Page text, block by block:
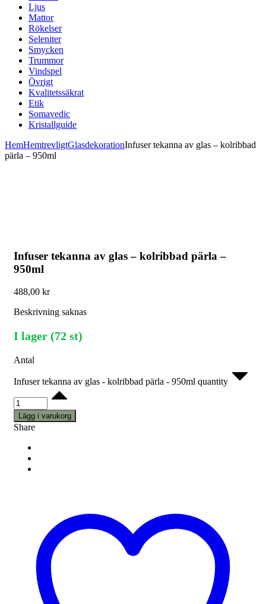
Ljus
Mattor
Rökelser
Seleniter
Smycken
Trummor
Vindspel
Övrigt
Kvalitetssäkrat
Etik
Somavedic
Kristallguide
HemHemtrevligtGlasdekorationInfuser tekanna av glas – kolribbad
pärla – 950ml
Infuser tekanna av glas – kolribbad pärla –
950ml
488,00 kr
Beskrivning saknas
I lager (72 st)
Antal
Infuser tekanna av glas - kolribbad pärla - 950ml quantity
Lägg i varukorg
Share